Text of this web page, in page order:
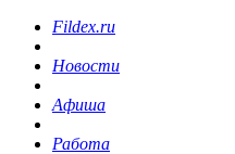
Fildex.ru
Новости
Афиша
Работа